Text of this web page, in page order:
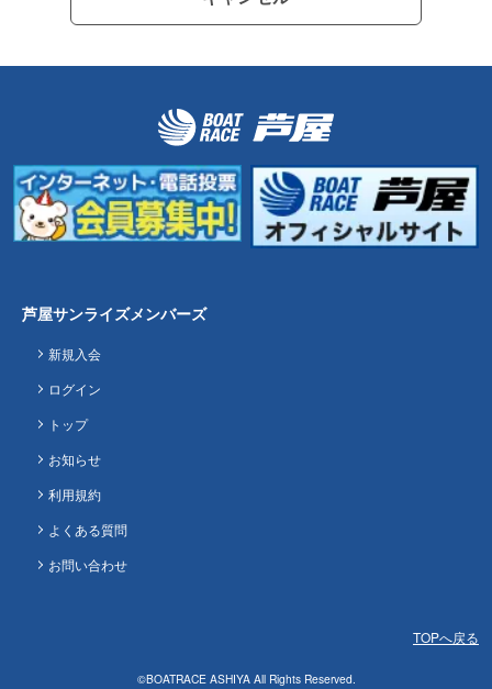
芦屋サンライズメンバーズ
新規入会
ログイン
トップ
お知らせ
利用規約
よくある質問
お問い合わせ
TOPへ戻る
©BOATRACE ASHIYA All Rights Reserved.